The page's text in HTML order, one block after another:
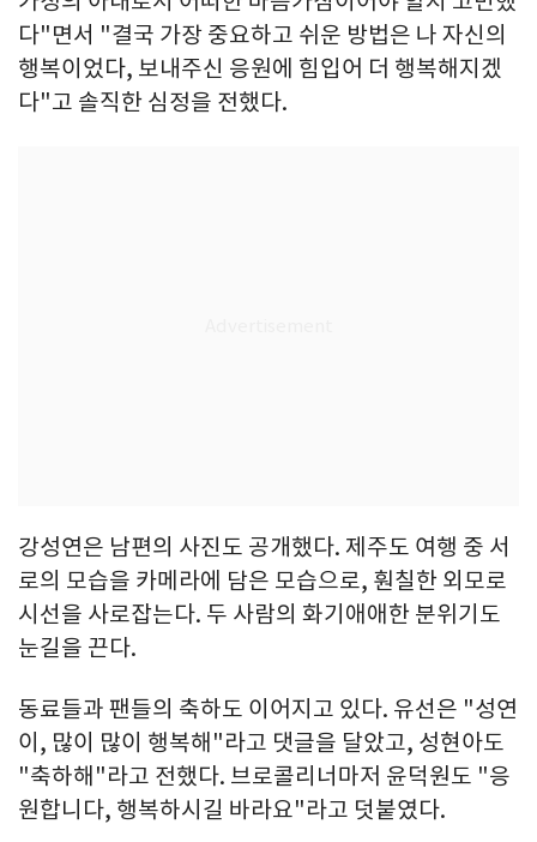
다"면서 "결국 가장 중요하고 쉬운 방법은 나 자신의
행복이었다, 보내주신 응원에 힘입어 더 행복해지겠
다"고 솔직한 심정을 전했다.
강성연은 남편의 사진도 공개했다. 제주도 여행 중 서
로의 모습을 카메라에 담은 모습으로, 훤칠한 외모로
시선을 사로잡는다. 두 사람의 화기애애한 분위기도
눈길을 끈다.
동료들과 팬들의 축하도 이어지고 있다. 유선은 "성연
이, 많이 많이 행복해"라고 댓글을 달았고, 성현아도
"축하해"라고 전했다. 브로콜리너마저 윤덕원도 "응
원합니다, 행복하시길 바라요"라고 덧붙였다.